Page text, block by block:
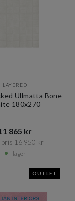
LAYERED
Ullmatta Bone
180x270
865 kr​​
pris 16 950 kr​​
I lager
OUTLET